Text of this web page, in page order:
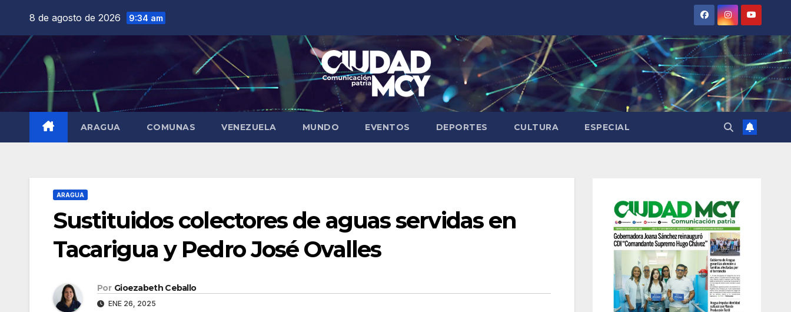
contenido
8 de agosto de 2026 9:34 am
ARAGUA COMUNAS VENEZUELA MUNDO EVENTOS DEPORTES CULTURA ESPECIAL
ARAGUA
Sustituidos colectores de aguas servidas en
Tacarigua y Pedro José Ovalles
Por Gioezabeth Ceballo
ENE 26, 2025